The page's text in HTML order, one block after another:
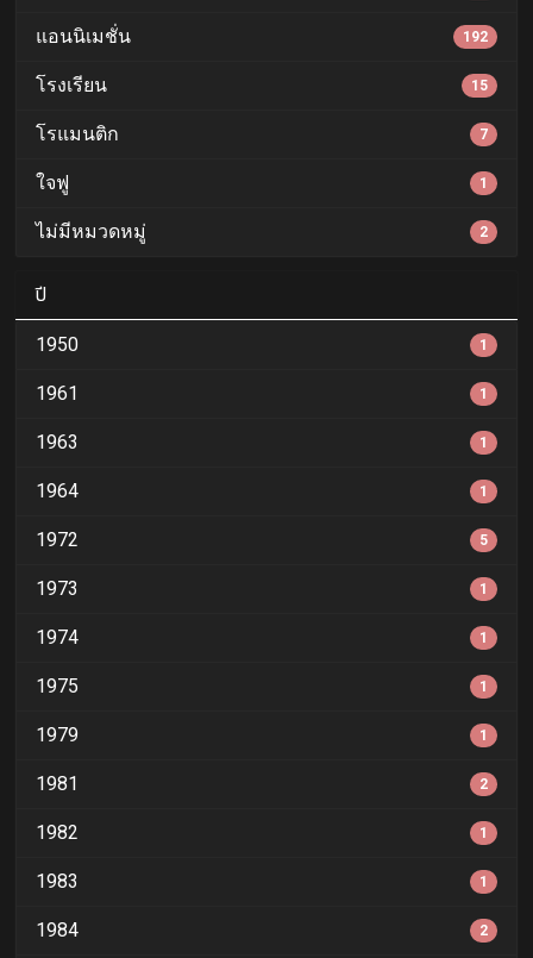
แอนนิเมชั่น 192
โรงเรียน 15
โรแมนติก 7
ใจฟู 1
ไม่มีหมวดหมู่ 2
ปี
1950 1
1961 1
1963 1
1964 1
1972 5
1973 1
1974 1
1975 1
1979 1
1981 2
1982 1
1983 1
1984 2